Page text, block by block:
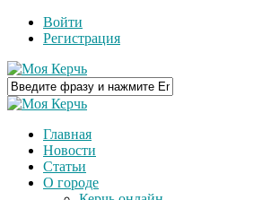
Войти
Регистрация
Главная
Новости
Статьи
О городе